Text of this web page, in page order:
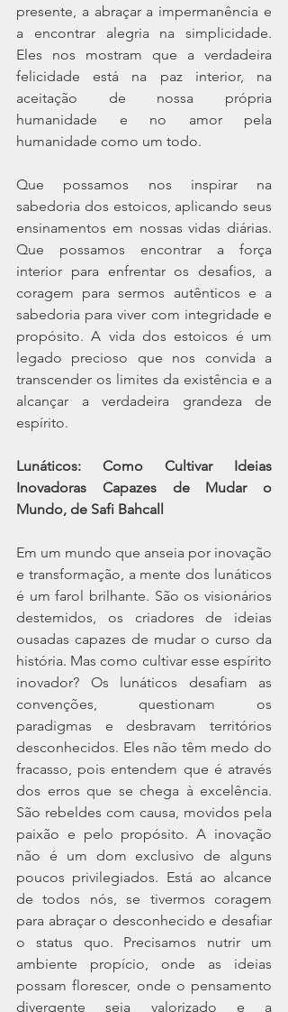
presente, a abraçar a impermanência e
a encontrar alegria na simplicidade.
Eles nos mostram que a verdadeira
felicidade está na paz interior, na
aceitação de nossa própria
humanidade e no amor pela
humanidade como um todo.
Que possamos nos inspirar na
sabedoria dos estoicos, aplicando seus
ensinamentos em nossas vidas diárias.
Que possamos encontrar a força
interior para enfrentar os desafios, a
coragem para sermos autênticos e a
sabedoria para viver com integridade e
propósito. A vida dos estoicos é um
legado precioso que nos convida a
transcender os limites da existência e a
alcançar a verdadeira grandeza de
espírito.
Lunáticos: Como Cultivar Ideias
Inovadoras Capazes de Mudar o
Mundo, de Safi Bahcall
Em um mundo que anseia por inovação
e transformação, a mente dos lunáticos
é um farol brilhante. São os visionários
destemidos, os criadores de ideias
ousadas capazes de mudar o curso da
história. Mas como cultivar esse espírito
inovador? Os lunáticos desafiam as
convenções, questionam os
paradigmas e desbravam territórios
desconhecidos. Eles não têm medo do
fracasso, pois entendem que é através
dos erros que se chega à excelência.
São rebeldes com causa, movidos pela
paixão e pelo propósito. A inovação
não é um dom exclusivo de alguns
poucos privilegiados. Está ao alcance
de todos nós, se tivermos coragem
para abraçar o desconhecido e desafiar
o status quo. Precisamos nutrir um
ambiente propício, onde as ideias
possam florescer, onde o pensamento
divergente seja valorizado e a